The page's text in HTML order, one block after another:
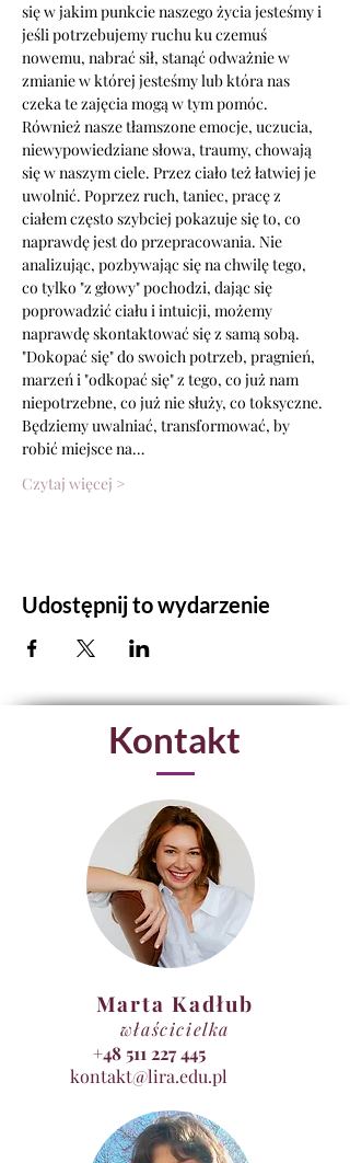
się w jakim punkcie naszego życia jesteśmy i
jeśli potrzebujemy ruchu ku czemuś
nowemu, nabrać sił, stanąć odważnie w
zmianie w której jesteśmy lub która nas
czeka te zajęcia mogą w tym pomóc.
Również nasze tłamszone emocje, uczucia,
niewypowiedziane słowa, traumy, chowają
się w naszym ciele. Przez ciało też łatwiej je
uwolnić. Poprzez ruch, taniec, pracę z
ciałem często szybciej pokazuje się to, co
naprawdę jest do przepracowania. Nie
analizując, pozbywając się na chwilę tego,
co tylko "z głowy" pochodzi, dając się
poprowadzić ciału i intuicji, możemy
naprawdę skontaktować się z samą sobą.
"Dokopać się" do swoich potrzeb, pragnień,
marzeń i "odkopać się" z tego, co już nam
niepotrzebne, co już nie służy, co toksyczne.
Będziemy uwalniać, transformować, by
robić miejsce na…
Czytaj więcej >
Udostępnij to wydarzenie
Kontakt
Marta Kadłub
właścicielka
+48 511 227 445
kontakt@lira.edu.pl